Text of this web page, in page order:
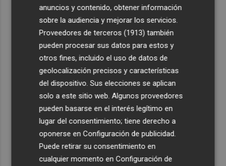
anuncios y contenido, obtener información
sobre la audiencia y mejorar los servicios.
Proveedores de terceros (1913) también
pueden procesar sus datos para estos y
otros fines, incluido el uso de datos de
geolocalización precisos y características
del dispositivo. Sus elecciones se aplican
solo a este sitio web. Algunos proveedores
pueden basarse en el interés legítimo en
lugar del consentimiento; tiene derecho a
oponerse enConfiguración de publicidad
Puede retirar su consentimiento en
cualquier momento enConfiguración de